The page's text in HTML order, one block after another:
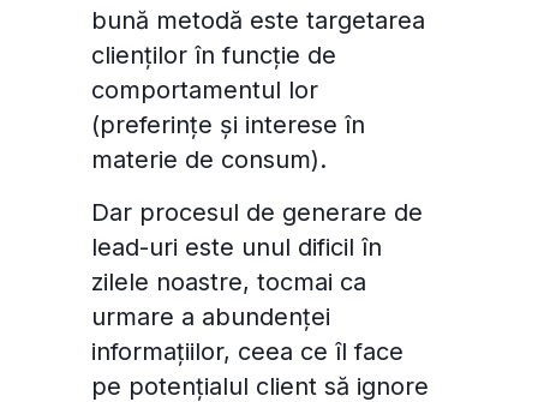
bună metodă este targetarea
clienților în funcție de
comportamentul lor
(preferințe și interese în
materie de consum).
Dar procesul de generare de
lead-uri este unul dificil în
zilele noastre, tocmai ca
urmare a abundenței
informațiilor, ceea ce îl face
pe potențialul client să ignore
funcționalitatea site-ului, personaliza conținutul
și a analiza traficul pe site.
Personalizează Permite toate